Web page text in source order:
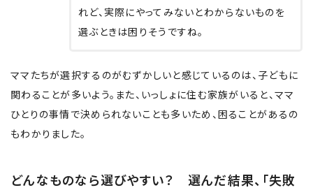
れど、実際にやってみないとわからないものを
選ぶときは困りそうですね。
ママたちが選択するのがむずかしいと感じているのは、子どもに
関わることが多いよう。また、いっしょに住む家族がいると、ママ
ひとりの事情で決められないことも多いため、困ることがあるの
もわかりました。
どんなものなら選びやすい？ 選んだ結果、「失敗